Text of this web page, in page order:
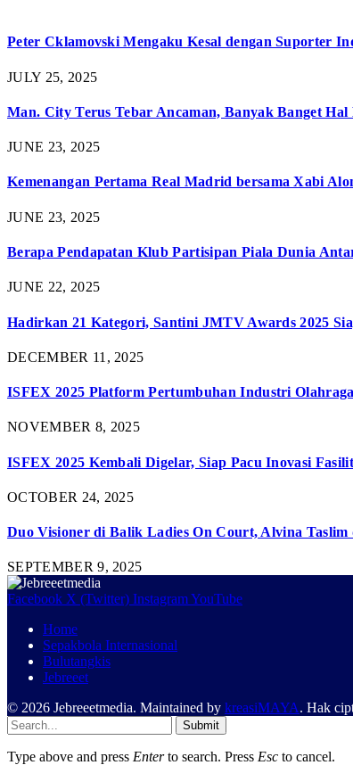
Peter Cklamovski Mengaku Kesal dengan Suporter
JULY 25, 2025
Man. City Terus Tebar Ancaman, Banyak Banget
JUNE 23, 2025
Kemenangan Pertama Real Madrid bersama Xabi
JUNE 23, 2025
Berapa Pendapatan Klub Partisipan Piala Dunia
JUNE 22, 2025
Hadirkan 21 Kategori, Santini JMTV Awards 2025
DECEMBER 11, 2025
ISFEX 2025 Platform Pertumbuhan Industri
NOVEMBER 8, 2025
ISFEX 2025 Kembali Digelar, Siap Pacu Inovasi
OCTOBER 24, 2025
Duo Visioner di Balik Ladies On Court, Alvina Taslim
SEPTEMBER 9, 2025
Facebook X (Twitter) InstagramYouTube
Home
Sepakbola Internasional
Bulutangkis
Jebreeet
© 2026 Jebreeetmedia. Maintained by kreasiMAYA. Hak
Submit
Type above and press Enterto search. Press Esc to cancel.